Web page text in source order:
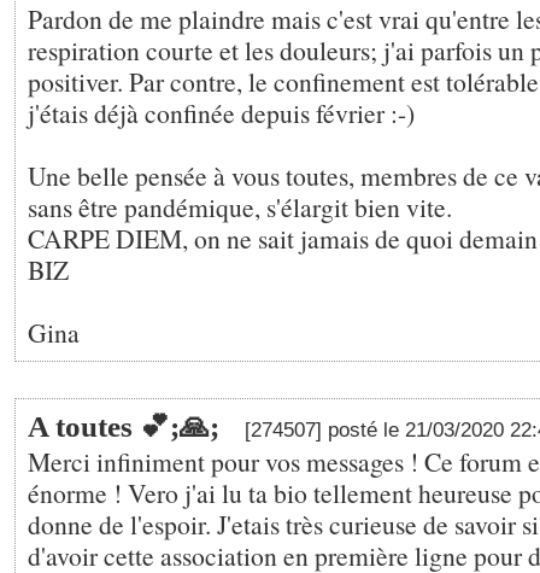
Pardon de me plaindre mais c'est vrai qu'entre
respiration courte et les douleurs; j'ai parfois un
positiver. Par contre, le confinement est
j'étais déjà confinée depuis février :-)
Une belle pensée à vous toutes, membres de ce
sans être pandémique, s'élargit bien vite.
CARPE DIEM, on ne sait jamais de quoi
BIZ
Gina
A toutes 💕;🙏; [274507] posté le 21/03/2020
Merci infiniment pour vos messages ! Ce forum
énorme ! Vero j'ai lu ta bio tellement heureuse
donne de l'espoir. J'etais très curieuse de savoir
d'avoir cette association en première ligne pour